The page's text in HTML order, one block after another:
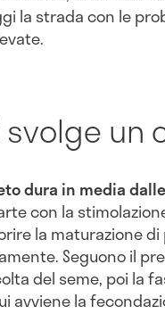
la strada con le
svolge un
dura in media
con la
la maturazione di
Seguono il
del seme, poi la
avviene la